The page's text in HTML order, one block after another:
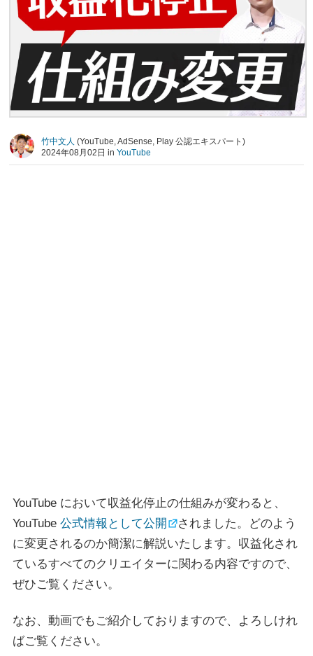
竹中文人 (YouTube, AdSense, Play 公認エキスパート)
2024年08月02日 in YouTube
YouTube において収益化停止の仕組みが変わると、
YouTube 公式情報として公開
されました。どのよう
に変更されるのか簡潔に解説いたします。収益化され
ているすべてのクリエイターに関わる内容ですので、
ぜひご覧ください。
なお、動画でもご紹介しておりますので、よろしけれ
ばご覧ください。